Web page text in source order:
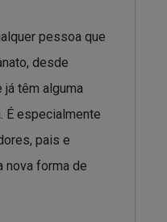
pessoa que
desde
já têm alguma
É especialmente
pais e
nova forma de